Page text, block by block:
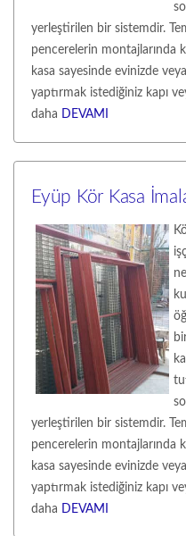
yerleştirilen bir sistemdir.
pencerelerin montajlarında
kasa sayesinde evinizde
yaptırmak istediğiniz kapı
daha DEVAMI
Eyüp Kör Kasa
yerleştirilen bir sistemdir.
pencerelerin montajlarında
kasa sayesinde evinizde
yaptırmak istediğiniz kapı
daha DEVAMI